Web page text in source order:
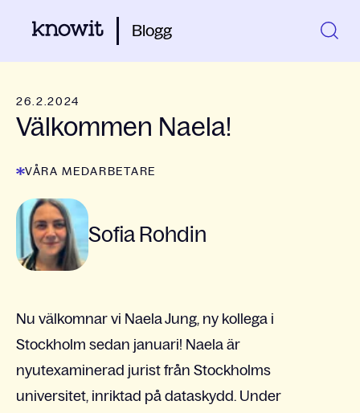
Blogg
26.2.2024
Välkommen Naela!
VÅRA MEDARBETARE
Sofia Rohdin
Nu välkomnar vi Naela Jung, ny kollega i
Stockholm sedan januari! Naela är
nyutexaminerad jurist från Stockholms
universitet, inriktad på dataskydd. Under